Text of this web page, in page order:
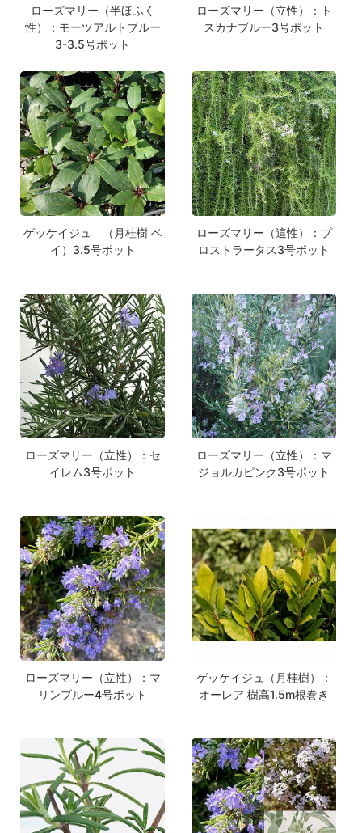
ローズマリー（半ほふく
性）：モーツアルトブルー
3-3.5号ポット
ローズマリー（立性）：ト
スカナブルー3号ポット
ゲッケイジュ （月桂樹 ベ
イ）3.5号ポット
ローズマリー（這性）：プ
ロストラータス3号ポット
ローズマリー（立性）：セ
イレム3号ポット
ローズマリー（立性）：マ
ジョルカピンク3号ポット
ローズマリー（立性）：マ
リンブルー4号ポット
ゲッケイジュ（月桂樹）：
オーレア 樹高1.5m根巻き